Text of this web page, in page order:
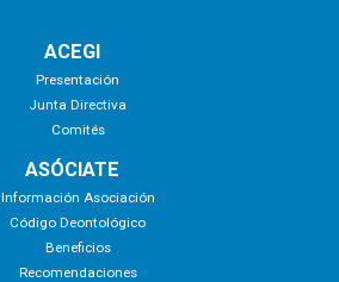
ACEGI
Presentación
Junta Directiva
Comités
ASÓCIATE
Información Asociación
Código Deontológico
Beneficios
Recomendaciones